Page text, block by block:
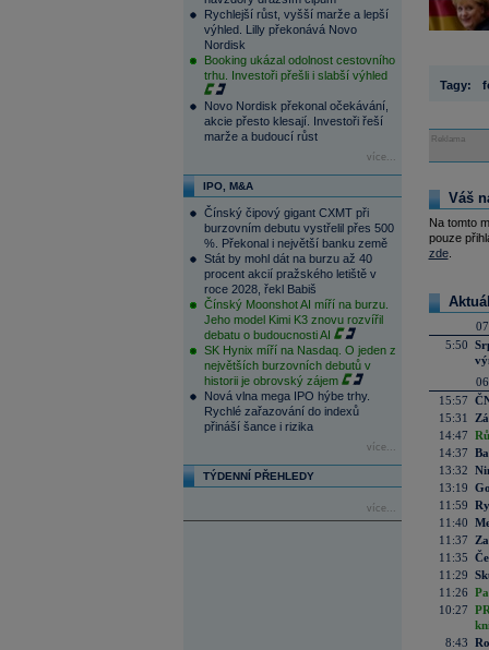
Rychlejší růst, vyšší marže a lepší
výhled. Lilly překonává Novo
Nordisk
Booking ukázal odolnost cestovního
trhu. Investoři přešli i slabší výhled
Novo Nordisk překonal očekávání,
akcie přesto klesají. Investoři řeší
marže a budoucí růst
více...
IPO, M&A
Čínský čipový gigant CXMT při
burzovním debutu vystřelil přes 500
%. Překonal i největší banku země
Stát by mohl dát na burzu až 40
procent akcií pražského letiště v
roce 2028, řekl Babiš
Čínský Moonshot AI míří na burzu.
Jeho model Kimi K3 znovu rozvířil
debatu o budoucnosti AI
SK Hynix míří na Nasdaq. O jeden z
největších burzovních debutů v
historii je obrovský zájem
Nová vlna mega IPO hýbe trhy.
Rychlé zařazování do indexů
přináší šance i rizika
více...
TÝDENNÍ PŘEHLEDY
více...
Tagy:
Reklama
Váš
Na tomto
pouze
zde.
5:50
15:57
15:31
14:47
14:37
13:32
13:19
11:59
11:40
11:37
11:35
11:29
11:26
10:27
8:43